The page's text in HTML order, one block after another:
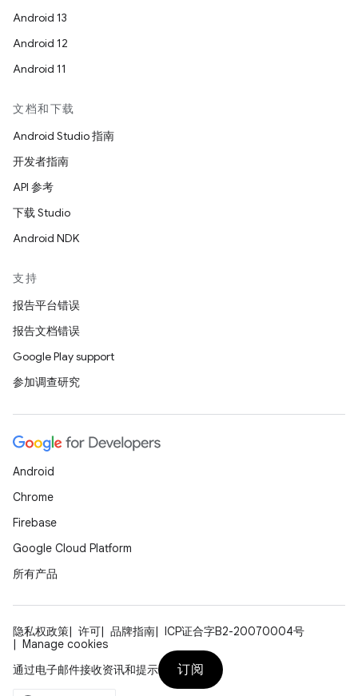
Android 13
Android 12
Android 11
文档和下载
Android Studio 指南
开发者指南
API 参考
下载 Studio
Android NDK
支持
报告平台错误
报告文档错误
Google Play support
参加调查研究
Android
Chrome
Firebase
Google Cloud Platform
所有产品
隐私权政策 许可 品牌指南
ICP证合字B2-20070004号
Manage cookies
通过电子邮件接收资讯和提示
订阅